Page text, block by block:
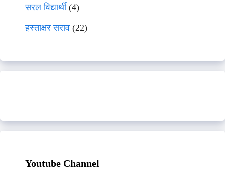
सरल विद्यार्थी(4)
हस्ताक्षर सराव (22)
Youtube Channel